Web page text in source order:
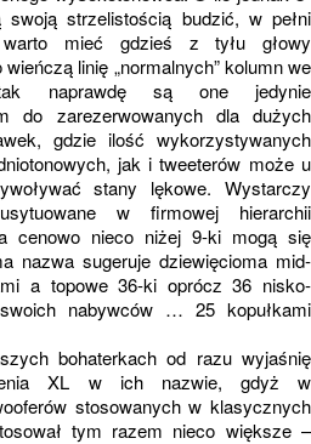
strzelistością budzić, w pełni
mieć gdzieś z tyłu głowy
linię „normalnych” kolumn we
naprawdę są one jedynie
do zarezerwowanych dla dużych
gdzie ilość wykorzystywanych
jak i tweeterów może u
stany lękowe. Wystarczy
w firmowej hierarchii
cenowo nieco niżej 9-ki mogą się
nazwa sugeruje dziewięcioma mid-
a topowe 36-ki oprócz 36 nisko-
nabywców … 25 kopułkami
bohaterkach od razu wyjaśnię
XL w ich nazwie, gdyż w
stosowanych w klasycznych
tym razem nieco większe –